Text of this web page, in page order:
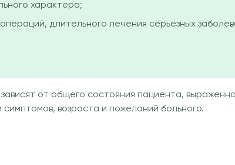
характера;
длительного лечения серьезных
от общего состояния пациента,
возраста и пожеланий больного.